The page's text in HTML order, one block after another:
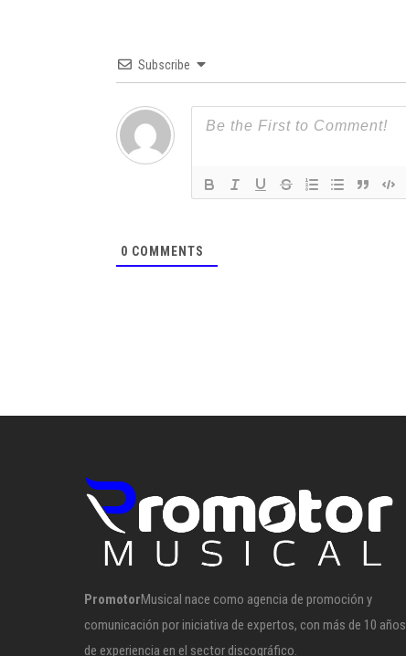
Subscribe
0 COMMENTS
PromotorMusical nace como agencia de promoción y
comunicación por iniciativa de expertos, con más de 10 años
de experiencia en el sector discográfico.